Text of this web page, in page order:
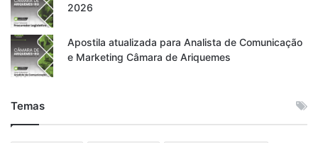
2026
Apostila atualizada para Analista de Comunicação
e Marketing Câmara de Ariquemes
Temas